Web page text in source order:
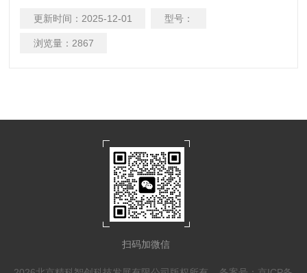
电池固定架，并预装真空口和通气口，可配合客户要求置换箱
内气氛，是在市场上少有的新能源锂空气电池测试箱，这款设
更新时间： 2025-12-01 型号：
浏览量： 2867
扫码加微信